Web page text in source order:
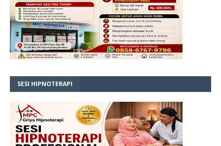
SESI HIPNOTERAPI